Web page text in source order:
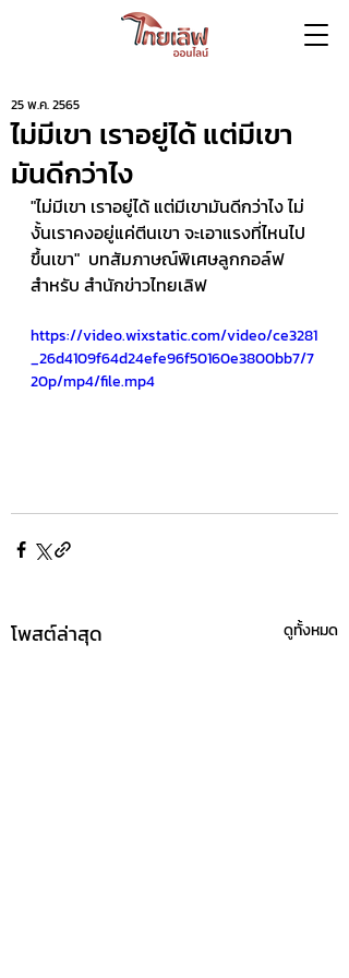
ไม่มีเขา เราอยู่ได้ แต่มีเขา
มันดีกว่าไง
25 พ.ค. 2565
"ไม่มีเขา เราอยู่ได้ แต่มีเขามันดีกว่าไง ไม่
งั้นเราคงอยู่แค่ตีนเขา จะเอาแรงที่ไหนไป
ขึ้นเขา"  บทสัมภาษณ์พิเศษลูกกอล์ฟ
สำหรับ สำนักข่าวไทยเลิฟ
https://video.wixstatic.com/video/ce3281
_26d4109f64d24efe96f50160e3800bb7/7
20p/mp4/file.mp4
โพสต์ล่าสุด ดูทั้งหมด